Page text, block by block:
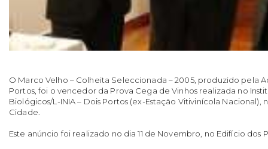
O Marco Velho – Colheita Seleccionada – 2005, produzido pela
Portos, foi o vencedor da Prova Cega de Vinhos realizada no
Biológicos/L-INIA – Dois Portos (ex-Estação Vitivinícola Nacional),
Cidade.
Este anúncio foi realizado no dia 11 de Novembro, no Edifício dos